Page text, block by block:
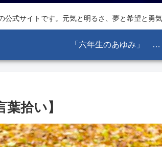
公式サイトです。元気と明るさ、夢と希望と勇
「六年生のあゆみ」 『少年と怪物』 目次
拾い】